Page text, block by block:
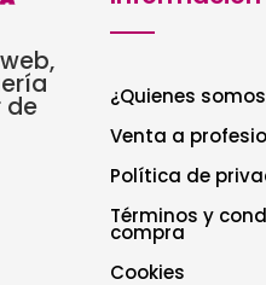
de
¿Quienes
Venta a
Política de
Términos y
compra
Cookies